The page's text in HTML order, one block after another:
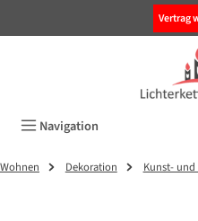
Vertrag
Navigation
Wohnen Dekoration Kunst-